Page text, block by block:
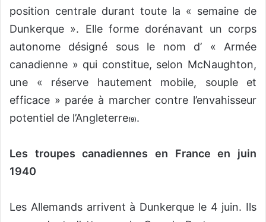
position centrale durant toute la « semaine de
Dunkerque ». Elle forme dorénavant un corps
autonome désigné sous le nom d’ « Armée
canadienne » qui constitue, selon McNaughton,
une « réserve hautement mobile, souple et
efficace » parée à marcher contre l’envahisseur
potentiel de l’Angleterre(9).
Les troupes canadiennes en France en juin
1940
Les Allemands arrivent à Dunkerque le 4 juin. Ils